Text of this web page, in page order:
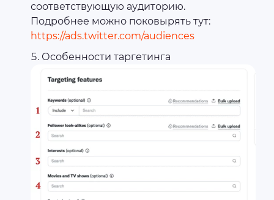
соответствующую аудиторию.
Подробнее можно поковырять тут:
https://ads.twitter.com/audiences
Особенности таргетинга